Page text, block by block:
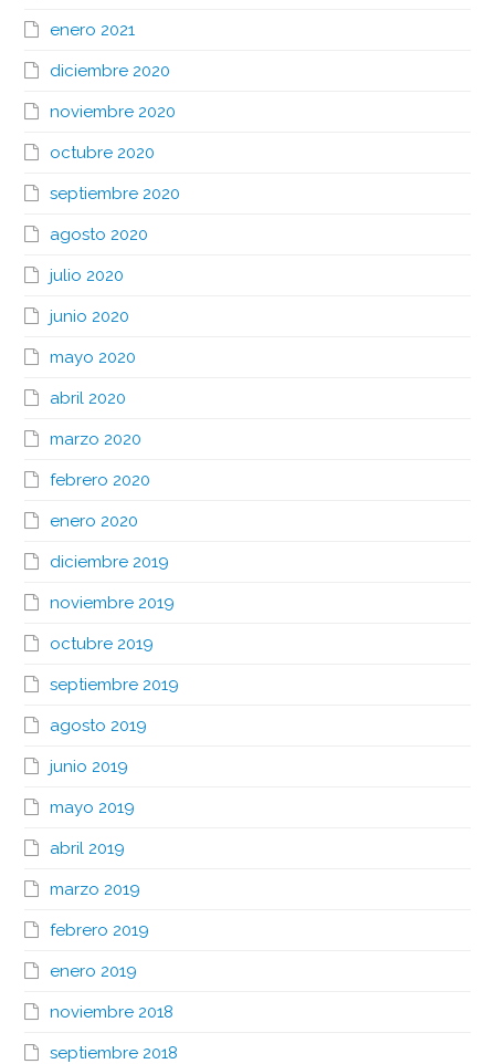
enero 2021
diciembre 2020
noviembre 2020
octubre 2020
septiembre 2020
agosto 2020
julio 2020
junio 2020
mayo 2020
abril 2020
marzo 2020
febrero 2020
enero 2020
diciembre 2019
noviembre 2019
octubre 2019
septiembre 2019
agosto 2019
junio 2019
mayo 2019
abril 2019
marzo 2019
febrero 2019
enero 2019
noviembre 2018
septiembre 2018